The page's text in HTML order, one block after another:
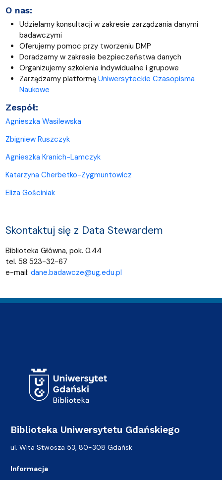
O nas:
Udzielamy konsultacji w zakresie zarządzania danymi
badawczymi
Oferujemy pomoc przy tworzeniu DMP
Doradzamy w zakresie bezpieczeństwa danych
Organizujemy szkolenia indywidualne i grupowe
Zarządzamy platformą Uniwersyteckie Czasopisma
Naukowe
Zespół:
Agnieszka Wasilewska
Zbigniew Ruszczyk
Agnieszka Kranich-Lamczyk
Katarzyna Cherbetko-Zygmuntowicz
Eliza Gościniak
Skontaktuj się z Data Stewardem
Biblioteka Główna, pok. 0.44
tel. 58 523-32-67
e-mail: dane.badawcze@ug.edu.pl
Biblioteka Uniwersytetu Gdańskiego
ul. Wita Stwosza 53, 80-308 Gdańsk
Informacja